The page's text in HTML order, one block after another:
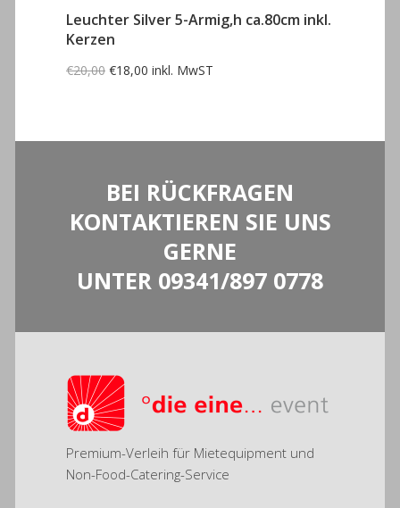
Leuchter Silver 5-Armig,h ca.80cm inkl.
Kerzen
€20,00 Ursprünglicher
Preis
€18,00 Aktueller
inkl. MwST
BEI RÜCKFRAGEN
KONTAKTIEREN SIE UNS
GERNE
UNTER 09341/897 0778
Premium-Verleih für Mietequipment und
Non-Food-Catering-Service